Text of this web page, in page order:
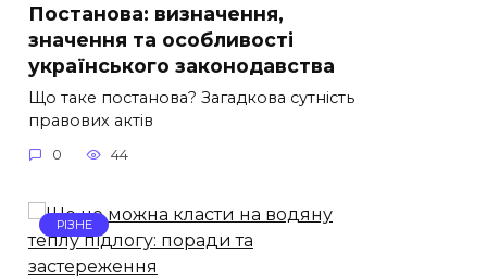
Постанова: визначення,
значення та особливості
українського законодавства
Що таке постанова? Загадкова сутність
правових актів
0 44
РІЗНЕ